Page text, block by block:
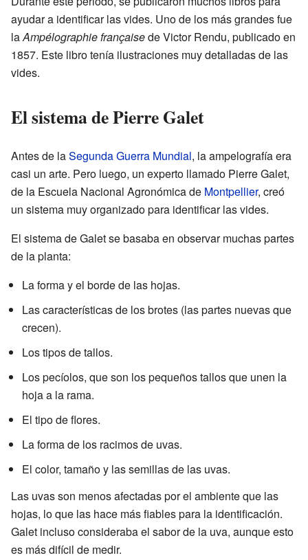
ayudar a identificar las vides. Uno de los más grandes fue
laAmpélographie françaisede Victor Rendu, publicado en
1857. Este libro tenía ilustraciones muy detalladas de las
vides.
El sistema de Pierre Galet
Antes de laSegunda Guerra Mundial, la ampelografía era
casi un arte. Pero luego, un experto llamado Pierre Galet,
de la Escuela Nacional Agronómica de Montpellier, creó
un sistema muy organizado para identificar las vides.
El sistema de Galet se basaba en observar muchas partes
de la planta:
La forma y el borde de las hojas.
Las características de los brotes (las partes nuevas que
crecen).
Los tipos de tallos.
Los pecíolos, que son los pequeños tallos que unen la
hoja a la rama.
El tipo de flores.
La forma de los racimos de uvas.
El color, tamaño y las semillas de las uvas.
Las uvas son menos afectadas por el ambiente que las
hojas, lo que las hace más fiables para la identificación.
Galet incluso consideraba el sabor de la uva, aunque esto
es más difícil de medir.